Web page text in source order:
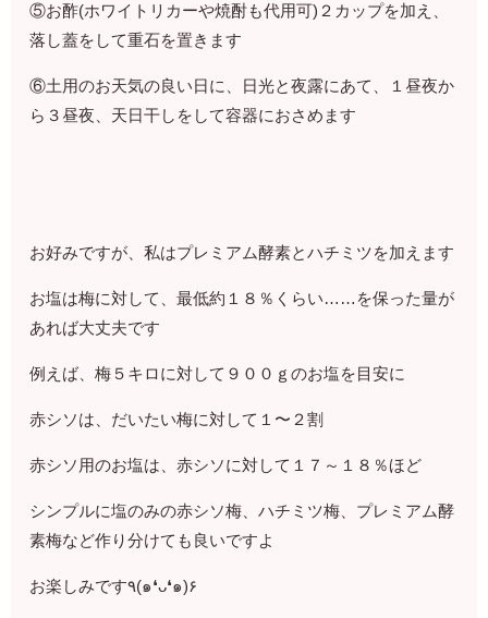
⑤お酢(ホワイトリカーや焼酎も代用可)２カップを加え、
落し蓋をして重石を置きます
⑥土用のお天気の良い日に、日光と夜露にあて、１昼夜か
ら３昼夜、天日干しをして容器におさめます
お好みですが、私はプレミアム酵素とハチミツを加えます
お塩は梅に対して、最低約１８％くらい……を保った量が
あれば大丈夫です
例えば、梅５キロに対して９００ｇのお塩を目安に
赤シソは、だいたい梅に対して１〜２割
赤シソ用のお塩は、赤シソに対して１７～１８％ほど
シンプルに塩のみの赤シソ梅、ハチミツ梅、プレミアム酵
素梅など作り分けても良いですよ
お楽しみです٩(๑❛ᴗ❛๑)۶